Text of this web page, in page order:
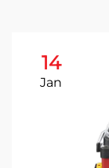
14
Jan